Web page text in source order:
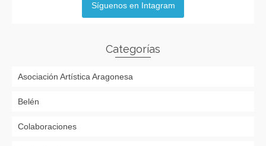
Síguenos en Intagram
Categorías
Asociación Artística Aragonesa
Belén
Colaboraciones